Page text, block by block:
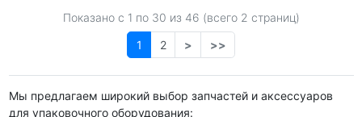
Показано с 1 по 30 из 46 (всего 2 страниц)
1
2 > >>
Мы предлагаем широкий выбор запчастей и аксессуаров
для упаковочного оборудования: